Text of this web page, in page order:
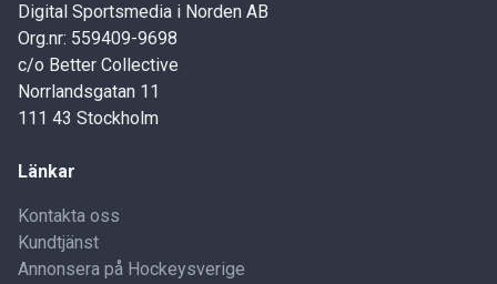
Digital Sportsmedia i Norden AB
Org.nr: 559409-9698
c/o Better Collective
Norrlandsgatan 11
111 43 Stockholm
Länkar
Kontakta oss
Kundtjänst
Annonsera på Hockeysverige